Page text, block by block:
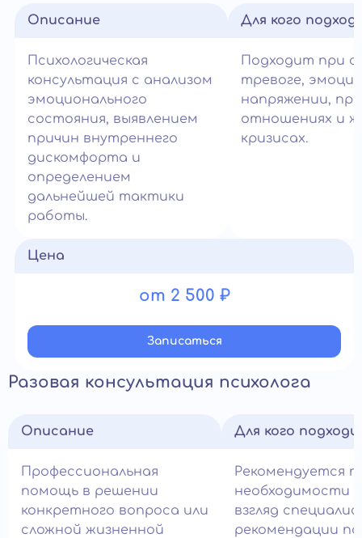
Описание
Психологическая
консультация с анализом
эмоционального
состояния, выявлением
причин внутреннего
дискомфорта и
определением
дальнейшей тактики
работы.
Для кого
Подходит при
тревоге,
напряжении,
отношениях и
кризисах.
Цена
от 2 500 ₽
Записатьcя
Разовая консультация психолога
Описание
Профессиональная
помощь в решении
конкретного вопроса или
сложной жизненной
Для кого
Рекомендуется
необходимости
взгляд
рекомендации по